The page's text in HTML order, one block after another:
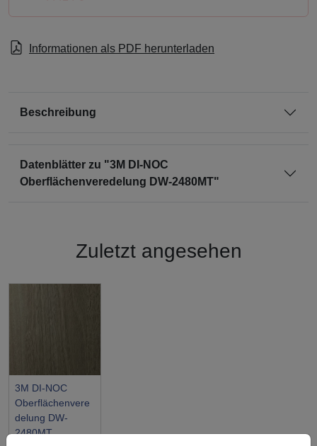
Informationen als PDF herunterladen
Beschreibung
Datenblätter zu "3M DI-NOC
Oberflächenveredelung DW-2480MT"
Zuletzt angesehen
3M DI-NOC
Oberflächenvere
delung DW-
2480MT